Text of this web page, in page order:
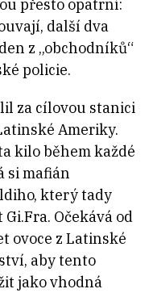
přesto opatrní:
další dva
z „obchodníků“
policie.
za cílovou stanici
Ameriky.
kilo během každé
si mafián
který tady
Očekává od
ovoce z Latinské
aby tento
jako vhodná